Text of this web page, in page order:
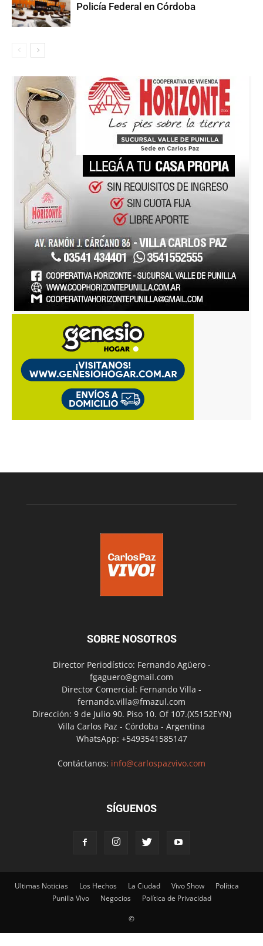
Policía Federal en Córdoba
SOBRE NOSOTROS
Director Periodístico: Fernando Agüero -
fgaguero@gmail.com
Director Comercial: Fernando Villa -
fernando.villa@fmazul.com
Dirección: 9 de Julio 90. Piso 10. Of 107.(X5152EYN)
Villa Carlos Paz - Córdoba - Argentina
WhatsApp: +5493541585147
Contáctanos: info@carlospazvivo.com
SÍGUENOS
Ultimas Noticias Los Hechos La Ciudad Vivo Show
Política
Punilla Vivo
Negocios Política de Privacidad
©